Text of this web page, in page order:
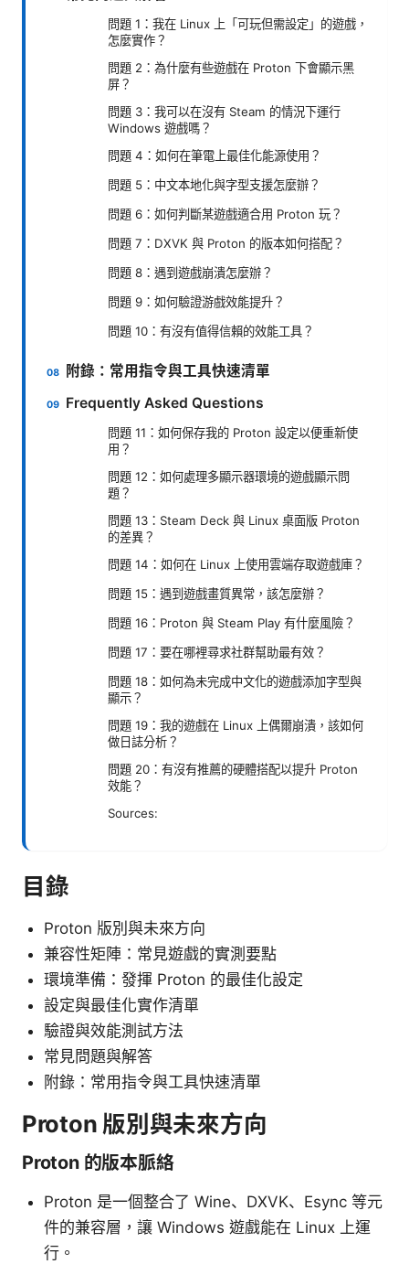
問題 1：我在 Linux 上「可玩但需設定」的遊戲，
怎麼實作？
問題 2：為什麼有些遊戲在 Proton 下會顯示黑
屏？
問題 3：我可以在沒有 Steam 的情況下運行
Windows 遊戲嗎？
問題 4：如何在筆電上最佳化能源使用？
問題 5：中文本地化與字型支援怎麼辦？
問題 6：如何判斷某遊戲適合用 Proton 玩？
問題 7：DXVK 與 Proton 的版本如何搭配？
問題 8：遇到遊戲崩潰怎麼辦？
問題 9：如何驗證游戲效能提升？
問題 10：有沒有值得信賴的效能工具？
附錄：常用指令與工具快速清單
Frequently Asked Questions
問題 11：如何保存我的 Proton 設定以便重新使
用？
問題 12：如何處理多顯示器環境的遊戲顯示問
題？
問題 13：Steam Deck 與 Linux 桌面版 Proton
的差異？
問題 14：如何在 Linux 上使用雲端存取遊戲庫？
問題 15：遇到遊戲畫質異常，該怎麼辦？
問題 16：Proton 與 Steam Play 有什麼風險？
問題 17：要在哪裡尋求社群幫助最有效？
問題 18：如何為未完成中文化的遊戲添加字型與
顯示？
問題 19：我的遊戲在 Linux 上偶爾崩潰，該如何
做日誌分析？
問題 20：有沒有推薦的硬體搭配以提升 Proton
效能？
Sources:
目錄
Proton 版別與未來方向
兼容性矩陣：常見遊戲的實測要點
環境準備：發揮 Proton 的最佳化設定
設定與最佳化實作清單
驗證與效能測試方法
常見問題與解答
附錄：常用指令與工具快速清單
Proton 版別與未來方向
Proton 的版本脈絡
Proton 是一個整合了 Wine、DXVK、Esync 等元
件的兼容層，讓 Windows 遊戲能在 Linux 上運
行。